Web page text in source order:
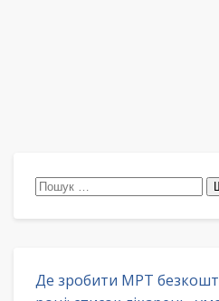
Пошук:
Де зробити МРТ